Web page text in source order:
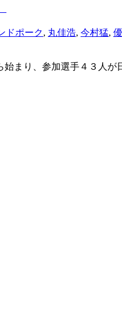
ドポーク, 丸佳浩, 今村猛,
まり、参加選手４３人